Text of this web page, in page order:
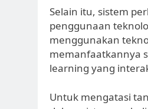
Selain itu, sistem
penggunaan
menggunakan
memanfaatkannya
learning yang
Untuk mengatasi